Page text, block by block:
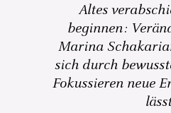
Altes
beginnen:
Marina
sich durch
Fokussieren neue